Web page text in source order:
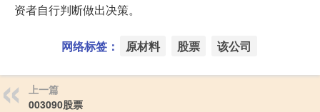
资者自行判断做出决策。
网络标签： 原材料 股票 该公司
上一篇
003090股票